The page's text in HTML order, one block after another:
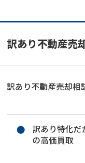
訳あり不動産売
訳あり不動産売却相
訳あり特化だ
の高価買取